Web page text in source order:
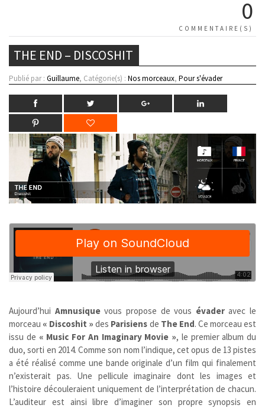
0
COMMENTAIRE(S)
THE END – DISCOSHIT
Publié par : Guillaume, Catégorie(s) : Nos morceaux, Pour s'évader
Aujourd’hui Amnusiquevous propose de vous évaderavec le
morceau « Discoshit » des Parisiens de The End. Ce morceau est
issu de « Music For An Imaginary Movie », le premier album du
duo, sorti en 2014. Comme son nom l’indique, cet opus de 13 pistes
a été réalisé comme une bande originale d’un film qui finalement
n’existerait pas. Une pellicule imaginaire dont les images et
l’histoire découleraient uniquement de l’interprétation de chacun.
L’auditeur est ainsi libre d’imaginer son propre synopsis en